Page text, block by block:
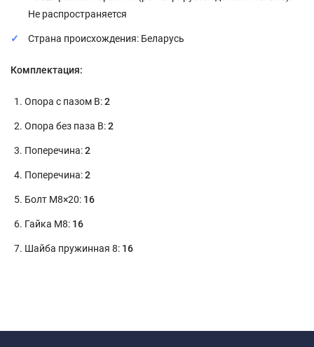
Не распространяется
Страна происхождения: Беларусь
Комплектация:
Опора с пазом В:2
Опора без паза В:2
Поперечина:2
Поперечина:2
Болт М8×20: 16
Гайка М8: 16
Шайба пружинная 8: 16